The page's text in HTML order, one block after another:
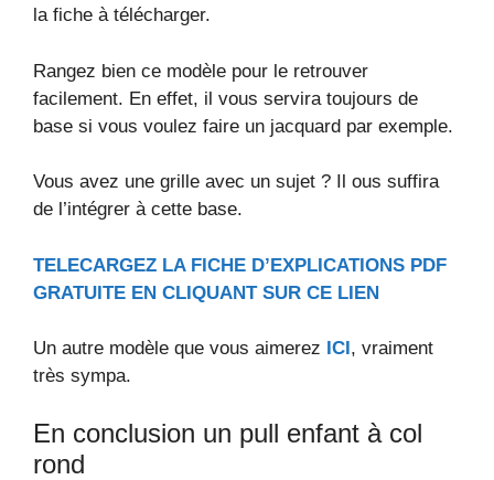
la fiche à télécharger.
Rangez bien ce modèle pour le retrouver
facilement. En effet, il vous servira toujours de
base si vous voulez faire un jacquard par exemple.
Vous avez une grille avec un sujet ? Il ous suffira
de l’intégrer à cette base.
TELECARGEZ LA FICHE D’EXPLICATIONS PDF
GRATUITE EN CLIQUANT SUR CE LIEN
Un autre modèle que vous aimerez ICI , vraiment
très sympa.
En conclusion un pull enfant à col
rond